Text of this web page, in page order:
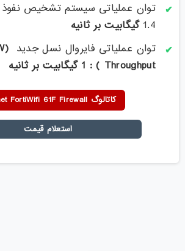
توان عملیاتی سیستم تشخیص
1.4 گیگابیت بر ثانیه
توان عملیاتی فایروال نسل جدید
Throughput ) : 1 گیگا
بیت بر ثانیه
کاتالوگ Fortinet FortiWifi 61F Firewall
استعلام قیمت